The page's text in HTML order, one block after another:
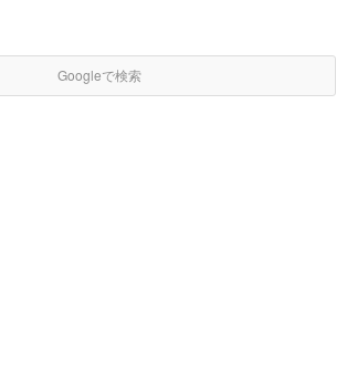
Googleで検索